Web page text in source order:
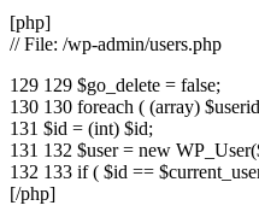
[php]
// File: /wp-admin/users.php
129 129 $go_delete = false;
130 130 foreach ( (array)
131 $id = (int) $id;
131 132 $user = new
132 133 if ( $id ==
[/php]